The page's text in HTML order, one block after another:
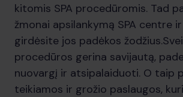
kitomis SPA procedūromis. Tad
žmonai apsilankymą SPA centre
girdėsite jos padėkos
procedūros gerina savijautą,
nuovargį ir atsipalaiduoti. O taip
teikiamos ir grožio paslaugos,